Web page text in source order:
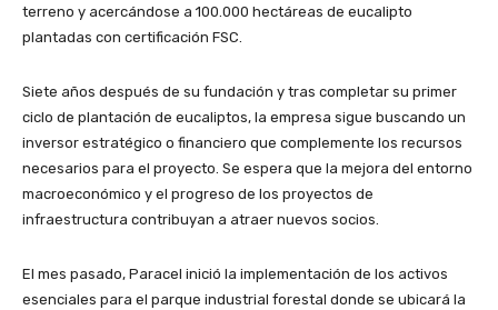
terreno y acercándose a 100.000 hectáreas de eucalipto
plantadas con certificación FSC.
Siete años después de su fundación y tras completar su primer
ciclo de plantación de eucaliptos, la empresa sigue buscando un
inversor estratégico o financiero que complemente los recursos
necesarios para el proyecto. Se espera que la mejora del entorno
macroeconómico y el progreso de los proyectos de
infraestructura contribuyan a atraer nuevos socios.
El mes pasado, Paracel inició la implementación de los activos
esenciales para el parque industrial forestal donde se ubicará la